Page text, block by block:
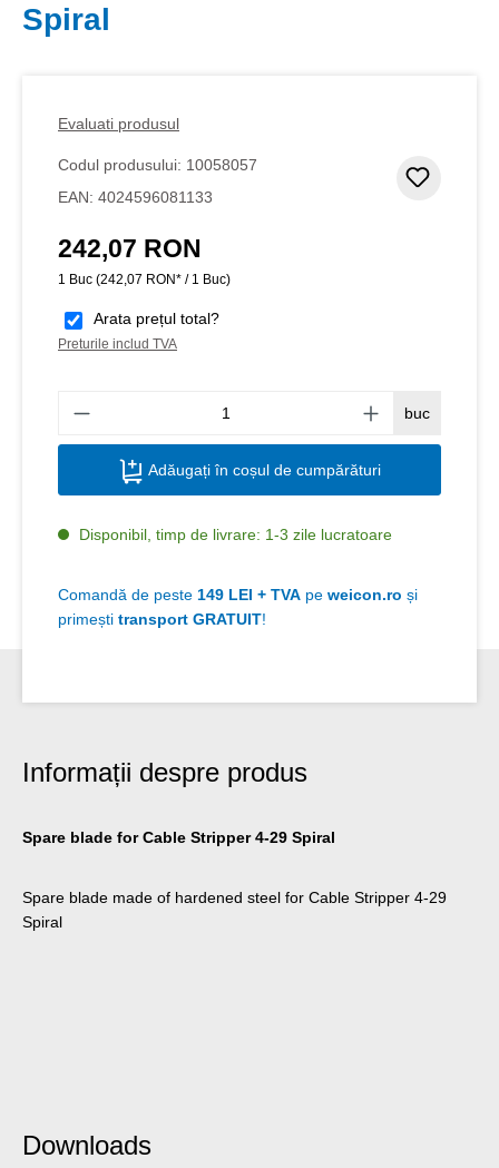
Spiral
Evaluati produsul
Codul produsului: 10058057
EAN: 4024596081133
Preț obișnuit:
242,07 RON
1 Buc (242,07 RON* / 1 Buc)
Arata prețul total?
Preturile includ TVA
buc
Adăugați în coșul de cumpărături
Disponibil, timp de livrare: 1-3 zile lucratoare
Comandă de peste 149 LEI + TVA pe weicon.ro și
primești transport GRATUIT!
Informații despre produs
Spare blade for Cable Stripper 4-29 Spiral
Spare blade made of hardened steel for Cable Stripper 4-29
Spiral
Downloads